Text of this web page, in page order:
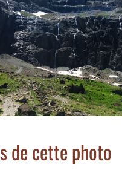
de cette photo